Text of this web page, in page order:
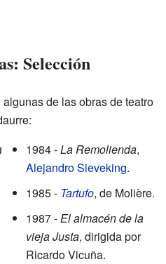
Selección
de las obras de teatro
1984 -La Remolienda,
Alejandro Sieveking.
1985 - Tartufo, de Molière.
1987 -El almacén de la
vieja Justa, dirigida por
Ricardo Vicuña.